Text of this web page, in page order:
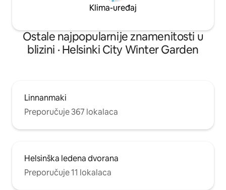
Klima-uređaj
Ostale najpopularnije znamenitosti u
blizini · Helsinki City Winter Garden
Linnanmaki
Preporučuje 367 lokalaca
Helsinška ledena dvorana
Preporučuje 11 lokalaca